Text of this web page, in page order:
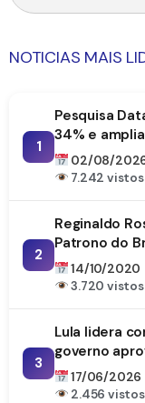
NOTICIAS MAIS
1
Pesquisa
34% e
da Paraíba
02/08/
7.242 vistos
2
Reginaldo
Patrono do
14/10/2020
3.720 vistos
3
Lula lidera
governo
17/06/2026
2.456 vistos